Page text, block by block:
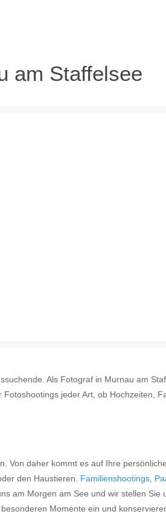
am Staffelsee
Als Fotograf in Murnau am
jeder Art, ob Hochzeiten,
Von daher kommt es auf Ihre
den Haustieren. Familienshootings,
am Morgen am See und wir stellen Sie
Momente ein und